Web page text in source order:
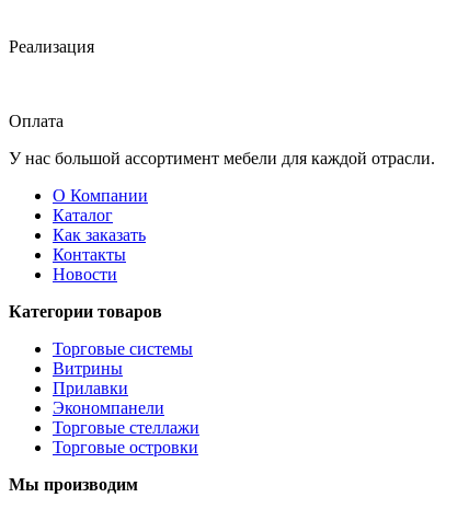
Реализация
Оплата
У нас большой ассортимент мебели для каждой отрасли.
О Компании
Каталог
Как заказать
Контакты
Новости
Категории товаров
Торговые системы
Витрины
Прилавки
Экономпанели
Торговые стеллажи
Торговые островки
Мы производим